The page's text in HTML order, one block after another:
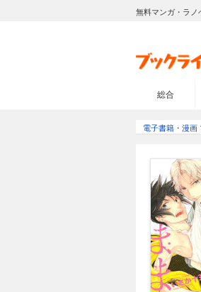
無料マンガ・ラノ
総合
電子書籍・漫画